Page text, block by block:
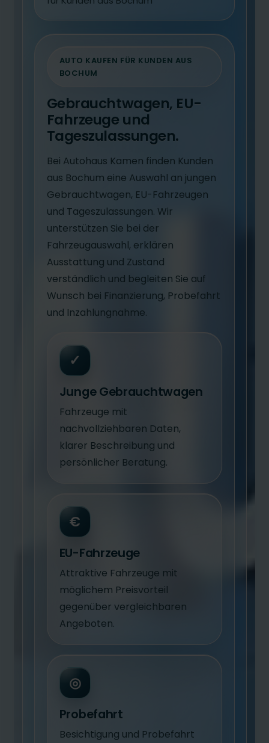
AUTO KAUFEN FÜR KUNDEN AUS
BOCHUM
Gebrauchtwagen, EU-
Fahrzeuge und
Tageszulassungen.
Bei Autohaus Kamen finden Kunden
aus Bochum eine Auswahl an jungen
Gebrauchtwagen, EU-Fahrzeugen
und Tageszulassungen. Wir
unterstützen Sie bei der
Fahrzeugauswahl, erklären
Ausstattung und Zustand
verständlich und begleiten Sie auf
Wunsch bei Finanzierung, Probefahrt
und Inzahlungnahme.
✓
Junge Gebrauchtwagen
Fahrzeuge mit
nachvollziehbaren Daten,
klarer Beschreibung und
persönlicher Beratung.
€
EU-Fahrzeuge
Attraktive Fahrzeuge mit
möglichem Preisvorteil
gegenüber vergleichbaren
Angeboten.
◎
Probefahrt
Besichtigung und Probefahrt